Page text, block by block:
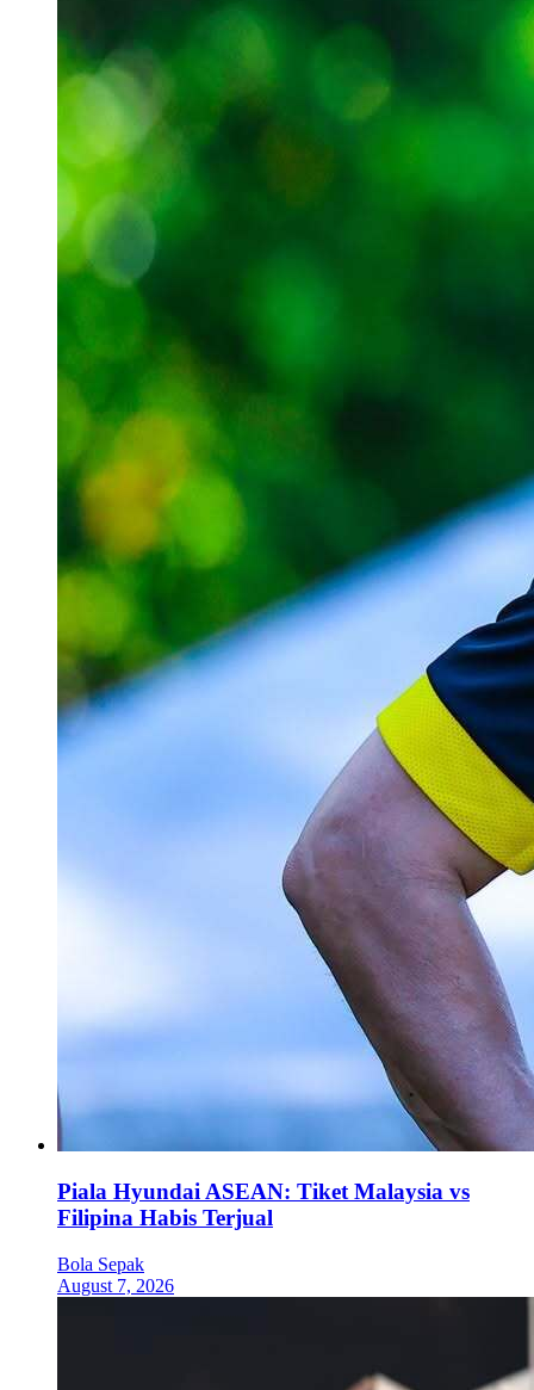
Piala Hyundai ASEAN: Tiket Malaysia vs
Filipina Habis Terjual
Bola Sepak
August 7, 2026